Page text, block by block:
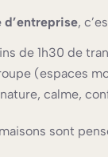
d’entreprise,
de 1h30 de
(espaces
calme,
sont